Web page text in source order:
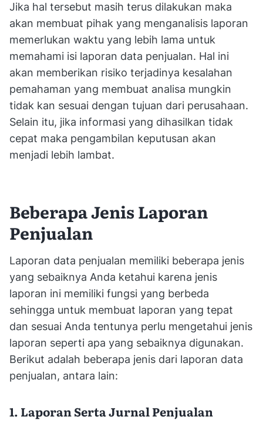
Jika hal tersebut masih terus dilakukan maka
akan membuat pihak yang menganalisis laporan
memerlukan waktu yang lebih lama untuk
memahami isi laporan data penjualan. Hal ini
akan memberikan risiko terjadinya kesalahan
pemahaman yang membuat analisa mungkin
tidak kan sesuai dengan tujuan dari perusahaan.
Selain itu, jika informasi yang dihasilkan tidak
cepat maka pengambilan keputusan akan
menjadi lebih lambat.
Beberapa Jenis Laporan
Penjualan
Laporan data penjualan memiliki beberapa jenis
yang sebaiknya Anda ketahui karena jenis
laporan ini memiliki fungsi yang berbeda
sehingga untuk membuat laporan yang tepat
dan sesuai Anda tentunya perlu mengetahui jenis
laporan seperti apa yang sebaiknya digunakan.
Berikut adalah beberapa jenis dari laporan data
penjualan, antara lain:
1. Laporan Serta Jurnal Penjualan